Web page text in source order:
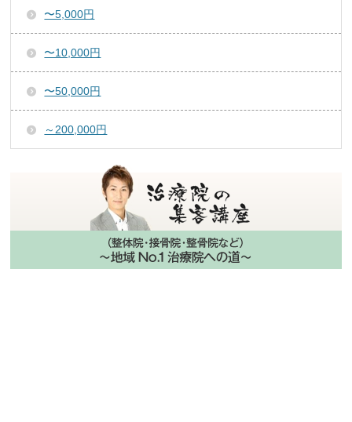
〜5,000円
〜10,000円
〜50,000円
～200,000円